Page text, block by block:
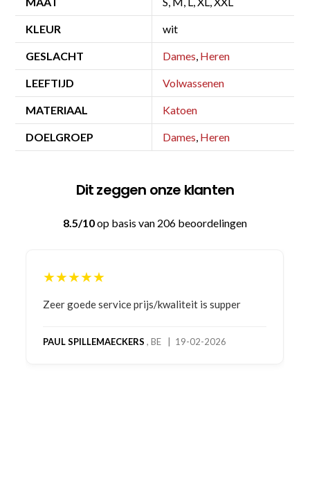
KLEUR wit
GESLACHT Dames, Heren
LEEFTIJD Volwassenen
MATERIAAL Katoen
DOELGROEP Dames, Heren
Dit zeggen onze klanten
8.5/10op basis van 206 beoordelingen
★★★★★
Bestelling gedaan vanwege goede prijzen en
bestelling al ontvangen met gifts, waardoor je